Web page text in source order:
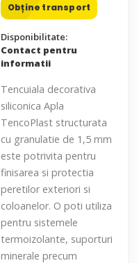
Obține transport
Disponibilitate:
Contact pentru
informatii
Tencuiala decorativa
siliconica Apla
TencoPlast structurata
cu granulatie de 1,5 mm
este potrivita pentru
finisarea si protectia
peretilor exteriori si
coloanelor. O poti utiliza
pentru sistemele
termoizolante, suporturi
minerale precum